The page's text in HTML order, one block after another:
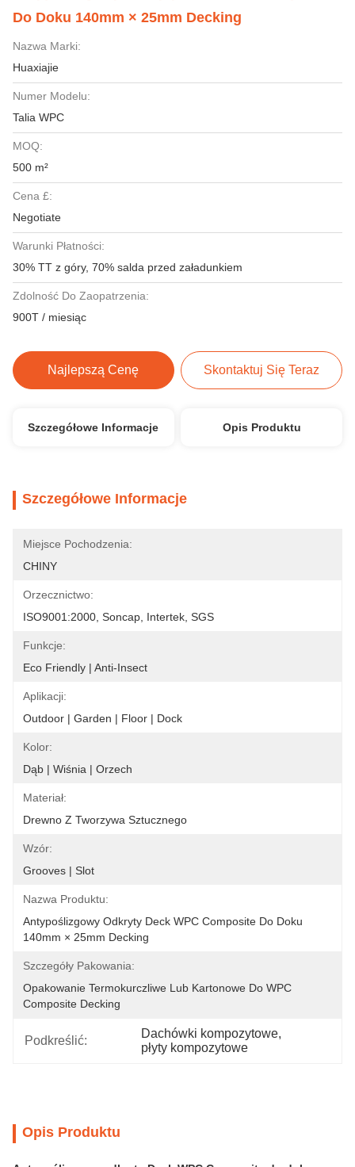
Do Doku 140mm × 25mm Decking
Nazwa Marki:
Huaxiajie
Numer Modelu:
Talia WPC
MOQ:
500 m²
Cena £:
Negotiate
Warunki Płatności:
30% TT z góry, 70% salda przed załadunkiem
Zdolność Do Zaopatrzenia:
900T / miesiąc
Najlepszą Cenę Skontaktuj Się Teraz
Szczegółowe Informacje Opis Produktu
Szczegółowe Informacje
Miejsce Pochodzenia:
CHINY
Orzecznictwo:
ISO9001:2000, Soncap, Intertek, SGS
Funkcje:
Eco Friendly | Anti-Insect
Aplikacji:
Outdoor | Garden | Floor | Dock
Kolor:
Dąb | Wiśnia | Orzech
Materiał:
Drewno Z Tworzywa Sztucznego
Wzór:
Grooves | Slot
Nazwa Produktu:
Antypoślizgowy Odkryty Deck WPC Composite Do Doku
140mm × 25mm Decking
Szczegóły Pakowania:
Opakowanie Termokurczliwe Lub Kartonowe Do WPC
Composite Decking
Podkreślić:
Dachówki kompozytowe,
płyty kompozytowe
Opis Produktu